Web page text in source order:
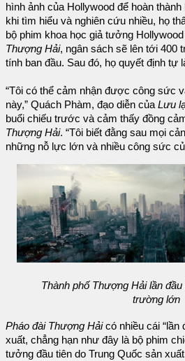
hình ảnh của Hollywood để hoàn
khi tìm hiểu và nghiên cứu nhiều, họ
bộ phim khoa học giả tưởng
Thượng Hải, ngân sách sẽ lên tới 400
tính ban đầu. Sau đó, họ quyết định tự
“Tôi có thể cảm nhận được công sức
này,” Quách Phàm, đạo diễn của Lưu
buổi chiếu trước và cảm thấy đồng
Thượng Hải. “Tôi biết đằng sau mọi
những nỗ lực lớn và nhiều công sức
Thành phố Thượng Hải lần
trường lớn
Pháo đài Thượng Hảicó nhiều cái “lần
xuất, chẳng hạn như đây là bộ phim
tưởng đầu tiên do Trung Quốc sản